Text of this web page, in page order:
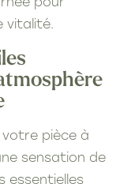
pour
vitalité.
votre pièce à
sensation de
essentielles